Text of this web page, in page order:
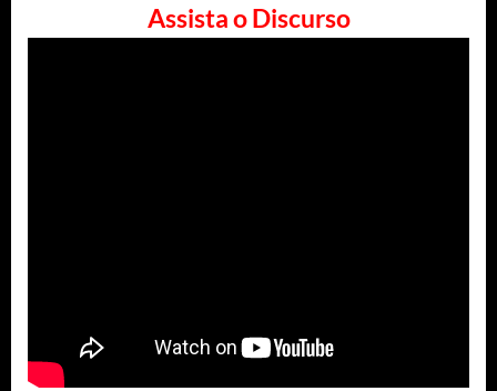
Assista o Discurso